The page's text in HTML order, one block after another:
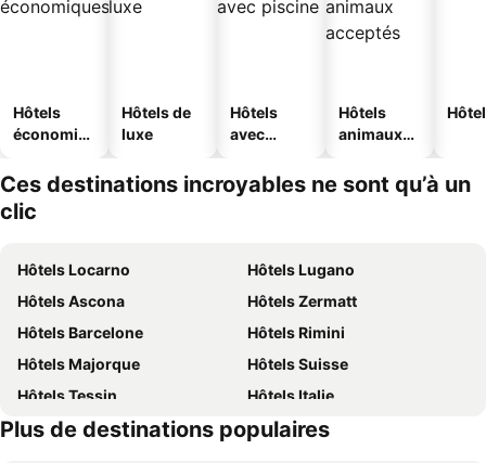
Hôtels
économiq
Hôtels de
luxe
Hôtels
avec
Hôtels
animaux
Ces destinations incroyables ne sont qu’à un
clic
Hôtels Locarno
Hôtels Lugano
Hôtels Ascona
Hôtels Zermatt
Hôtels Barcelone
Hôtels Rimini
Hôtels Majorque
Hôtels Suisse
Hôtels Tessin
Hôtels Italie
Hôtels Sardaigne
Hôtels Lac de Garde
Plus de destinations populaires